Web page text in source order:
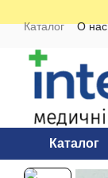
Каталог
О нас
Каталог